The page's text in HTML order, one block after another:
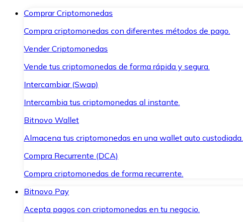
Comprar Criptomonedas
Compra criptomonedas con diferentes métodos de pago.
Vender Criptomonedas
Vende tus criptomonedas de forma rápida y segura.
Intercambiar (Swap)
Intercambia tus criptomonedas al instante.
Bitnovo Wallet
Almacena tus criptomonedas en una wallet auto custodiada.
Compra Recurrente (DCA)
Compra criptomonedas de forma recurrente.
Bitnovo Pay
Acepta pagos con criptomonedas en tu negocio.